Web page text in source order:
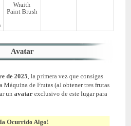
Wraith
Paint Brush
Avatar
de 2025 , la primera vez que consigas
Máquina de Frutas (al obtener tres frutas
un avatar exclusivo de este lugar para
Ocurrido Algo!